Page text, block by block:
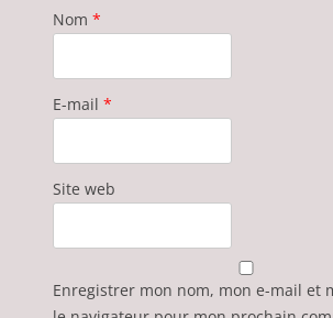
Nom *
E-mail *
Site web
Enregistrer mon nom, mon e-mail et